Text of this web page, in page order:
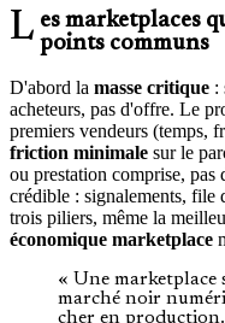
Les marketplaces qui marchent ont toutes 3 points communs
D'abord la masse critique :
acheteurs, pas d'offre. Le
premiers vendeurs (temps,
friction minimale sur le
ou prestation comprise, pas
crédible : signalements, file
trois piliers, même la
économique marketplace
« Une marketplace
marché noir
cher en